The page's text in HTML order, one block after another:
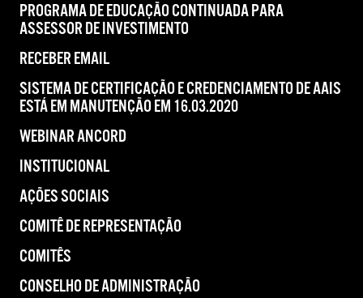
PROGRAMA DE EDUCAÇÃO CONTINUADA PARA
ASSESSOR DE INVESTIMENTO
RECEBER EMAIL
SISTEMA DE CERTIFICAÇÃO E CREDENCIAMENTO DE AAIS
ESTÁ EM MANUTENÇÃO EM 16.03.2020
WEBINAR ANCORD
INSTITUCIONAL
AÇÕES SOCIAIS
COMITÊ DE REPRESENTAÇÃO
COMITÊS
CONSELHO DE ADMINISTRAÇÃO